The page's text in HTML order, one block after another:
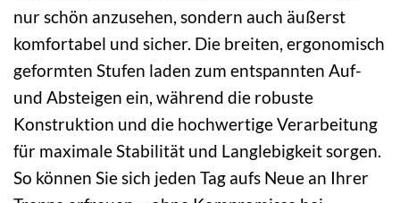
nur schön anzusehen, sondern auch äußerst
komfortabel und sicher. Die breiten, ergonomisch
geformten Stufen laden zum entspannten Auf-
und Absteigen ein, während die robuste
Konstruktion und die hochwertige Verarbeitung
für maximale Stabilität und Langlebigkeit sorgen.
So können Sie sich jeden Tag aufs Neue an Ihrer